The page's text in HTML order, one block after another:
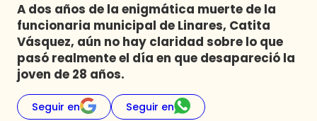
A dos años de la enigmática muerte de la
funcionaria municipal de Linares, Catita
Vásquez, aún no hay claridad sobre lo que
pasó realmente el día en que desapareció la
joven de 28 años.
Seguir en Seguir en
El Tiempo
Sabingo
Todos Los Programas